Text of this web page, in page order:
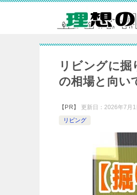
リビングに
の相場と向い
【PR】 更新日：2026年7月1
リビング